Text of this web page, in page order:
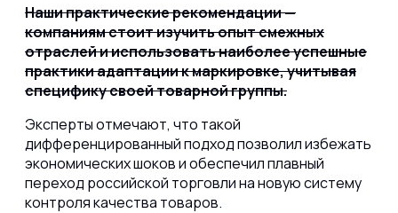
Наши практические рекомендации —
компаниям стоит изучить опыт смежных
отраслей и использовать наиболее успешные
практики адаптации к маркировке, учитывая
специфику своей товарной группы.
Эксперты отмечают, что такой
дифференцированный подход позволил избежать
экономических шоков и обеспечил плавный
переход российской торговли на новую систему
контроля качества товаров.